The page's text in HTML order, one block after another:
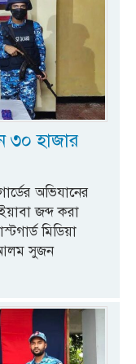
৩০ হাজার
অভিযানের
জব্দ করা
মিডিয়া
আলম সুজন